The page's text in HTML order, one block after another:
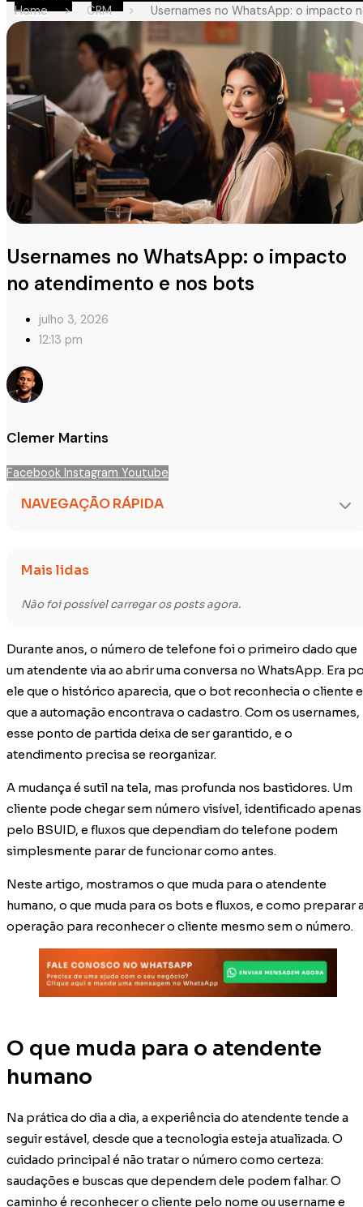
Home
> CRM > Usernames no WhatsApp: o impacto
Usernames no WhatsApp: o impacto
no atendimento e nos bots
julho 3, 2026
12:13 pm
Clemer Martins
Facebook Instagram Youtube
NAVEGAÇÃO RÁPIDA
Mais lidas
Não foi possível carregar os posts agora.
Durante anos, o número de telefone foi o primeiro dado que
um atendente via ao abrir uma conversa no WhatsApp. Era
ele que o histórico aparecia, que o bot reconhecia o cliente e
que a automação encontrava o cadastro. Com os usernames,
esse ponto de partida deixa de ser garantido, e o
atendimento precisa se reorganizar.
A mudança é sutil na tela, mas profunda nos bastidores. Um
cliente pode chegar sem número visível, identificado apenas
pelo BSUID, e fluxos que dependiam do telefone podem
simplesmente parar de funcionar como antes.
Neste artigo, mostramos o que muda para o atendente
humano, o que muda para os bots e fluxos, e como preparar
operação para reconhecer o cliente mesmo sem o número.
O que muda para o atendente
humano
Na prática do dia a dia, a experiência do atendente tende a
seguir estável, desde que a tecnologia esteja atualizada. O
cuidado principal é não tratar o número como certeza:
saudações e buscas que dependem dele podem falhar. O
caminho é reconhecer o cliente pelo nome ou username e